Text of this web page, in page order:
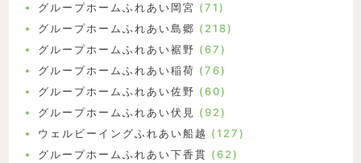
グループホームふれあい岡宮 (71)
グループホームふれあい島郷 (218)
グループホームふれあい裾野 (67)
グループホームふれあい稲荷 (76)
グループホームふれあい佐野 (60)
グループホームふれあい伏見
(92)
ウェルビーイングふれあい船越 (127)
グループホームふれあい下香貫 (62)